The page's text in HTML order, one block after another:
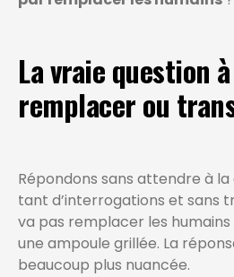
La vraie question
remplacer ou
Répondons sans attendre à la
tant d’interrogations et sans
va pas remplacer les
une ampoule grillée. La
beaucoup plus nuancée.